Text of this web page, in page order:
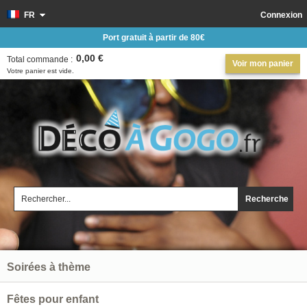
Recherche
Connexion
FR
Voir mon panier
Votre panier est vide.
Total commande : 0,00 €
Port gratuit à partir de 80€
Soirées à thème
Fêtes pour enfant